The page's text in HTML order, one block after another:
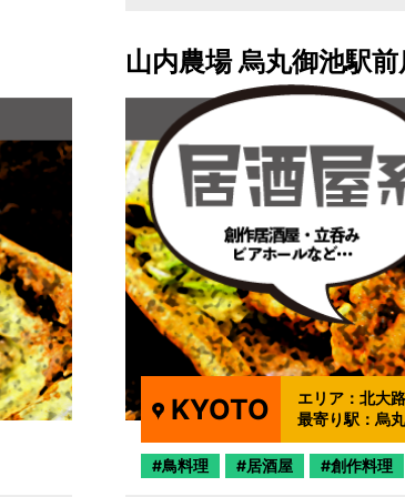
山内農場 烏丸御池駅前
KYOTO エリア：北大路
最寄り駅：烏
鳥料理 居酒屋 創作料理